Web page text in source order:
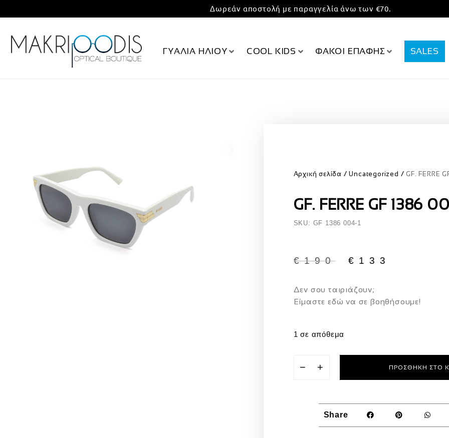
Δωρεάν αποστολή με παραγγελία άνω των €70.
ΓΥΑΛΙΑ ΗΛΙΟΥ COOL KIDS ΦΑΚΟΙ ΕΠΑΦΗΣ SALES
Αρχική σελίδα Uncategorized GF. FERRE
GF. FERRE GF 1386
SKU: GF 1386 004-1
€190 € 133
Δεν σου ταιριάζουν;
Eίμαστε εδώ να σε βοηθήσουμε!
1 σε απόθεμα
− + ΠΡΟΣΘΉΚΗ ΣΤΟ
Share